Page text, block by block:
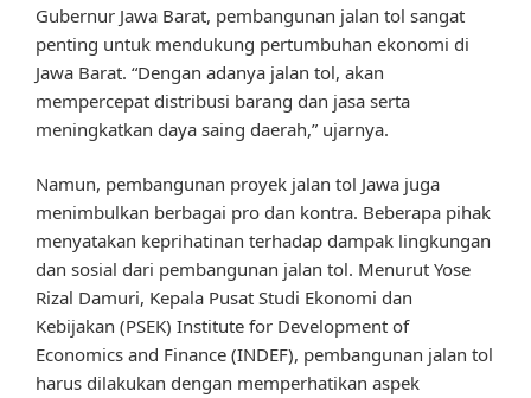
Gubernur Jawa Barat, pembangunan jalan tol sangat
penting untuk mendukung pertumbuhan ekonomi di
Jawa Barat. “Dengan adanya jalan tol, akan
mempercepat distribusi barang dan jasa serta
meningkatkan daya saing daerah,” ujarnya.
Namun, pembangunan proyek jalan tol Jawa juga
menimbulkan berbagai pro dan kontra. Beberapa pihak
menyatakan keprihatinan terhadap dampak lingkungan
dan sosial dari pembangunan jalan tol. Menurut Yose
Rizal Damuri, Kepala Pusat Studi Ekonomi dan
Kebijakan (PSEK) Institute for Development of
Economics and Finance (INDEF), pembangunan jalan tol
harus dilakukan dengan memperhatikan aspek